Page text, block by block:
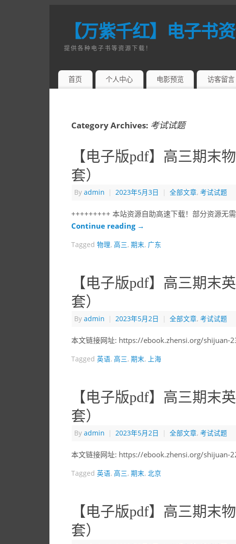
【万紫千红】电子书
提供各种电子书等资源下载！
首页 个人中心 电影预览 访客留言
Category Archives: 考试试题
【电子版pdf】高三期末
套）
By admin | 2023年5月3日 | 全部文章, 考试试题
+++++++++ 本站资源自助高速下载！部分资源无
Continue reading →
Tagged 物理, 高三, 期末, 广东
【电子版pdf】高三期末
套）
By admin | 2023年5月2日 | 全部文章, 考试试题
本文链接网址: https://ebook.zhensi.org/shijuan-
Tagged 英语, 高三, 期末, 上海
【电子版pdf】高三期末
套）
By admin | 2023年5月2日 | 全部文章, 考试试题
本文链接网址: https://ebook.zhensi.org/shijuan-
Tagged 英语, 高三, 期末, 北京
【电子版pdf】高三期末
套）